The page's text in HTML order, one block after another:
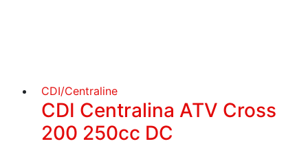
CDI/Centraline
CDI Centralina ATV Cross
200 250cc DC